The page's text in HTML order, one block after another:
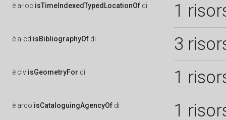
è a-loc:isTimeIndexedTypedLocationOf di 1
è a-cd:isBibliographyOf di 3
è clv:isGeometryFor di 1
è arco:isCataloguingAgencyOf di 1